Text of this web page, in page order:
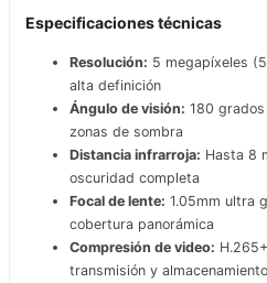
Especificaciones técnicas
Resolución: 5 megapíxeles
alta definición
Ángulo de visión: 180
zonas de sombra
Distancia infrarroja: Hasta 8
oscuridad completa
Focal de lente: 1.05mm ultra
cobertura panorámica
Compresión de video:
transmisión y almacenamiento